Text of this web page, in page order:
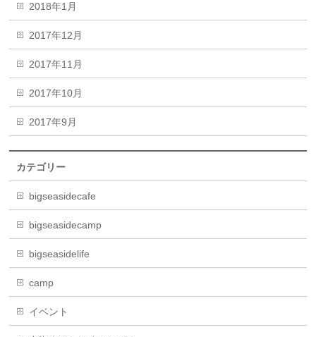
2018年1月
2017年12月
2017年11月
2017年10月
2017年9月
カテゴリー
bigseasidecafe
bigseasidecamp
bigseasidelife
camp
イベント